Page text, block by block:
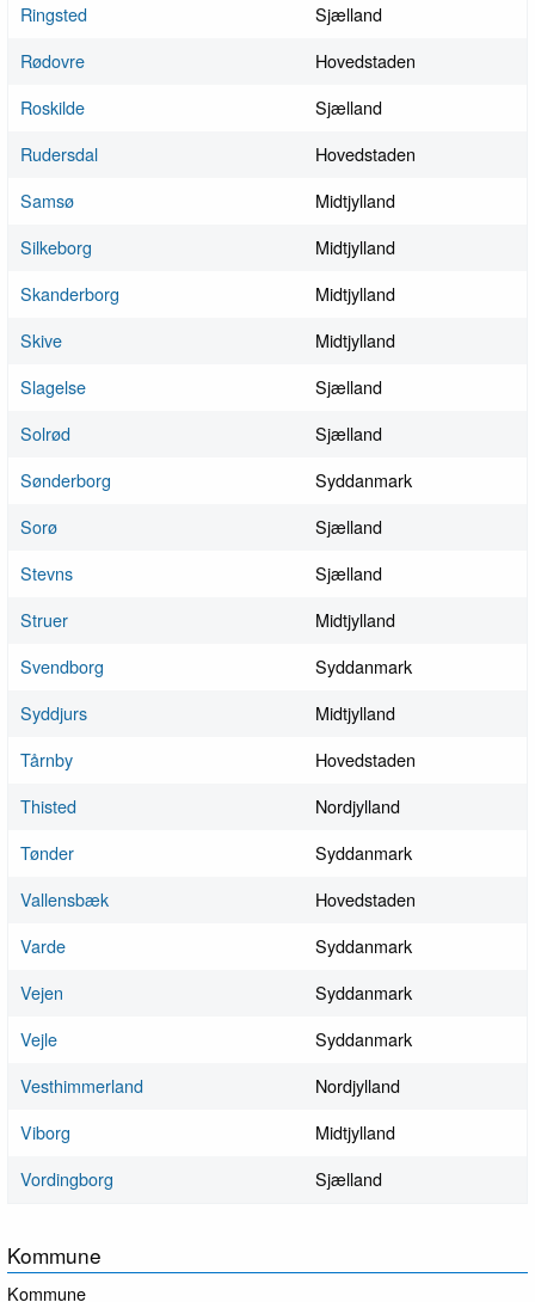
Ringsted
Sjælland
Rødovre
Hovedstaden
Roskilde
Sjælland
Rudersdal
Hovedstaden
Samsø
Midtjylland
Silkeborg
Midtjylland
Skanderborg
Midtjylland
Skive
Midtjylland
Slagelse
Sjælland
Solrød
Sjælland
Sønderborg
Syddanmark
Sorø
Sjælland
Stevns
Sjælland
Struer
Midtjylland
Svendborg
Syddanmark
Syddjurs
Midtjylland
Tårnby
Hovedstaden
Thisted
Nordjylland
Tønder
Syddanmark
Vallensbæk
Hovedstaden
Varde
Syddanmark
Vejen
Syddanmark
Vejle
Syddanmark
Vesthimmerland
Nordjylland
Viborg
Midtjylland
Vordingborg
Sjælland
Kommune
Kommune